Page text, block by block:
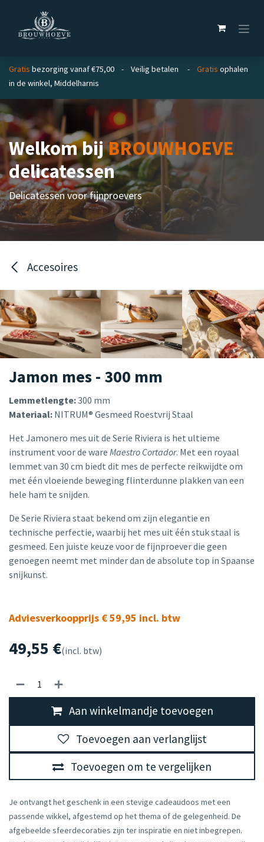
Overslaan naar inhoud
Gratis bezorging vanaf €75,00 - Veilig betalen - Gratis ophalen
in de winkel, Middelharnis
Welkom bijBROUWHOEVE
delicatessen
Delicatessen voor fijnproevers
Accesoires
Jamon mes - 300 mm
Lemmetlengte:300 mm
Materiaal: NITRUM® Gesmeed Roestvrij Staal
Het Jamonero mes uit de Serie Riviera is het ultieme
instrument voor de ware Maestro Cortador. Met een royaal
lemmet van 30 cm biedt dit mes de perfecte reikwijdte om
met één vloeiende beweging flinterdunne plakken van een
hele ham te snijden.
De Serie Riviera staat bekend om zijn elegantie en
technische perfectie, waarbij het mes uit één stuk staal is
gesmeed. Een juiste keuze voor de fijnproever die geen
genoegen neemt met minder dan de absolute top in Spaanse
snijkunst.
Adviesverkoopprijs € 59,95 incl. btw
49,55 €(incl. btw)
Aan winkelmandje toevoegen
Toevoegen om te vergelijken
Toevoegen aan verlanglijst
Je ontvangt het geschenk in een stevige cadeaudoos met een
passende wikkel, afgestemd op het thema of de gelegenheid. De
afgebeelde sfeerdecoraties zijn ter inspiratie en niet inbegrepen.